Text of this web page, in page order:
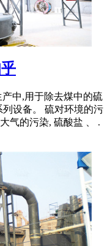
中,用于除去煤中的硫
列设备。 硫对环境的污
气的污染, 硫酸盐 、 .